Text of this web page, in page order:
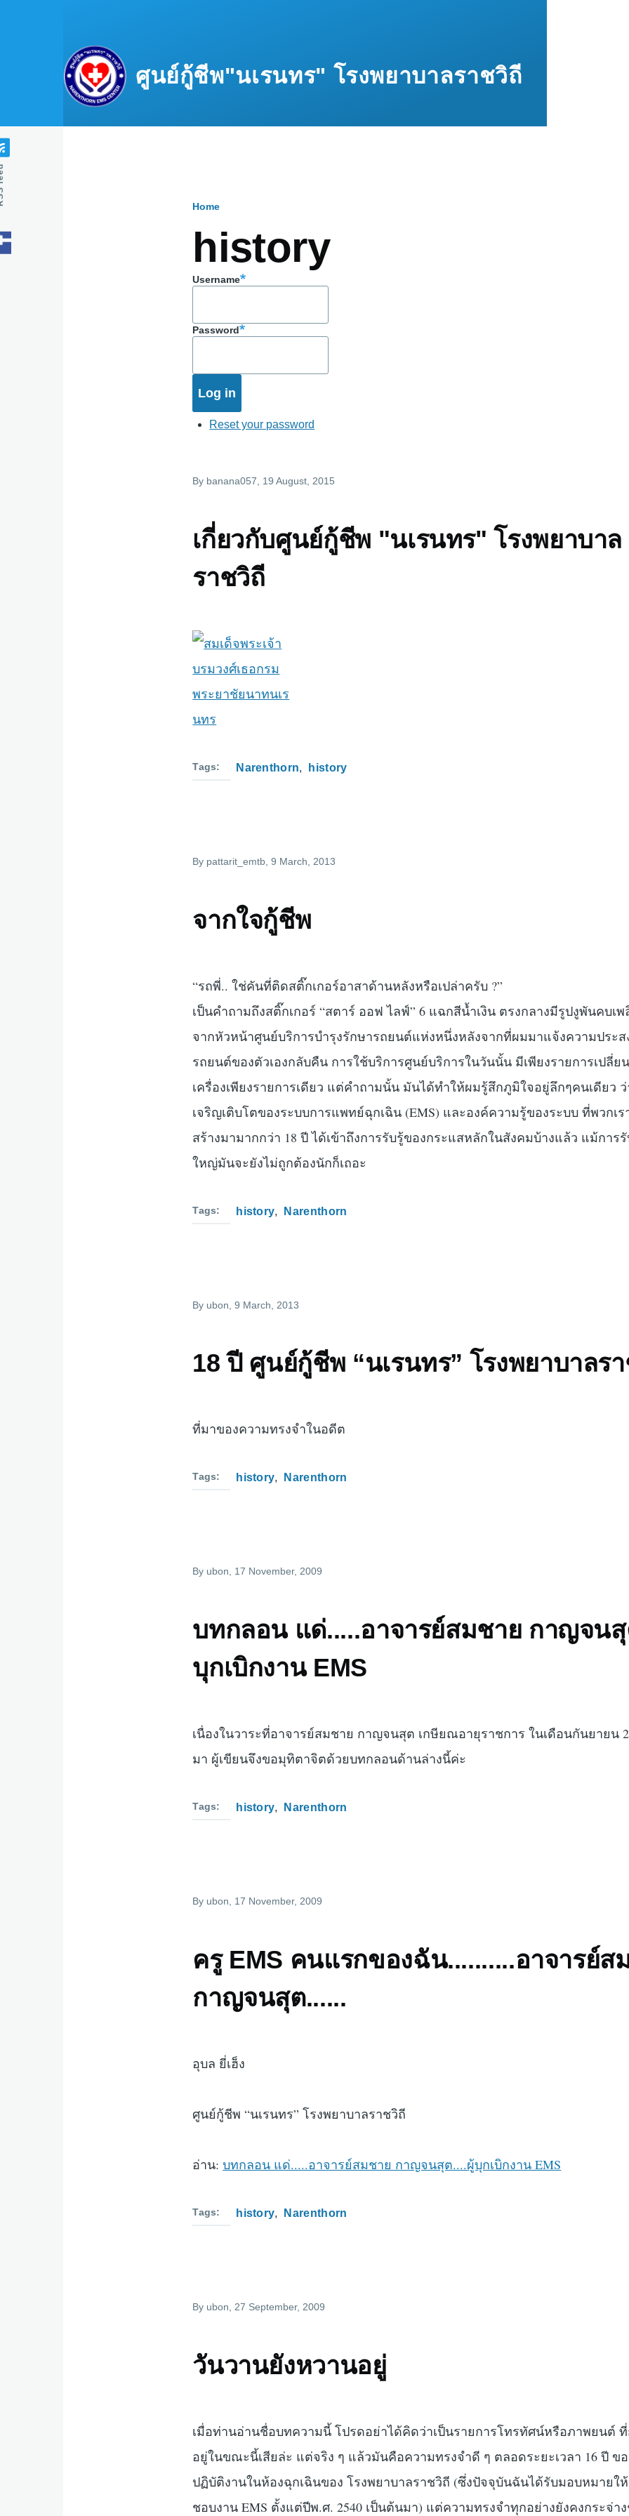
ศูนย์กู้ชีพ"นเรนทร" โรงพยาบาลราชวิถี
Home
history
Username
Password
Reset your password
By banana057 , 19 August, 2015
เกี่ยวกับศูนย์กู้ชีพ "นเรนทร" โรงพยาบาล
ราชวิถี
Tags Narenthorn history
By pattarit_emtb , 9 March, 2013
จากใจกู้ชีพ
“รถพี่.. ใช่คันที่ติดสติ๊กเกอร์อาสาด้านหลังหรือเปล่าครับ ?”
เป็นคำถามถึงสติ๊กเกอร์ “สตาร์ ออฟ ไลฟ์” 6 แฉกสีน้ำเงิน ตรงกลางมีรูปงูพันคบเ
จากหัวหน้าศูนย์บริการบำรุงรักษารถยนต์แห่งหนึ่งหลังจากที่ผมมาแจ้งความประ
รถยนต์ของตัวเองกลับคืน การใช้บริการศูนย์บริการในวันนั้น มีเพียงรายการเปลี่ย
เครื่องเพียงรายการเดียว แต่คำถามนั้น มันได้ทำให้ผมรู้สึกภูมิใจอยู่ลึกๆคนเดียว
เจริญเติบโตของระบบการแพทย์ฉุกเฉิน (EMS) และองค์ความรู้ของระบบ ที่พวกเ
สร้างมามากกว่า 18 ปี ได้เข้าถึงการรับรู้ของกระแสหลักในสังคมบ้างแล้ว แม้การ
ใหญ่มันจะยังไม่ถูกต้องนักก็เถอะ
Tags history Narenthorn
By ubon , 9 March, 2013
18 ปี ศูนย์กู้ชีพ “นเรนทร” โรงพยาบาลร
ที่มาของความทรงจำในอดีต
Tags history Narenthorn
By ubon, 17 November, 2009
บทกลอน แด่.....อาจารย์สมชาย กาญจน
บุกเบิกงาน EMS
เนื่องในวาระที่อาจารย์สมชาย กาญจนสุต เกษียณอายุราชการ ในเดือนกันยายน
มา ผู้เขียนจึงขอมุทิตาจิตด้วยบทกลอนด้านล่างนี้ค่ะ
Tags history Narenthorn
By ubon , 17 November, 2009
ครู EMS คนแรกของฉัน..........อาจารย์ส
กาญจนสุต......
อุบล ยี่เฮ็ง
ศูนย์กู้ชีพ “นเรนทร” โรงพยาบาลราชวิถี
อ่าน:บทกลอน แด่.....อาจารย์สมชาย กาญจนสุต....ผู้บุกเบิกงาน EMS
Tags history Narenthorn
By ubon , 27 September, 2009
วันวานยังหวานอยู่
เมื่อท่านอ่านชื่อบทความนี้ โปรดอย่าได้คิดว่าเป็นรายการโทรทัศน์หรือภาพยนต์
อยู่ในขณะนี้เสียล่ะ แต่จริง ๆ แล้วมันคือความทรงจำดี ๆ ตลอดระยะเวลา 16 ปี ข
ปฏิบัติงานในห้องฉุกเฉินของ โรงพยาบาลราชวิถี (ซึ่งปัจจุบันฉันได้รับมอบหมายใ
ชอบงาน EMS ตั้งแต่ปีพ.ศ. 2540 เป็นต้นมา) แต่ความทรงจำทุกอย่างยังคงกระจ่า